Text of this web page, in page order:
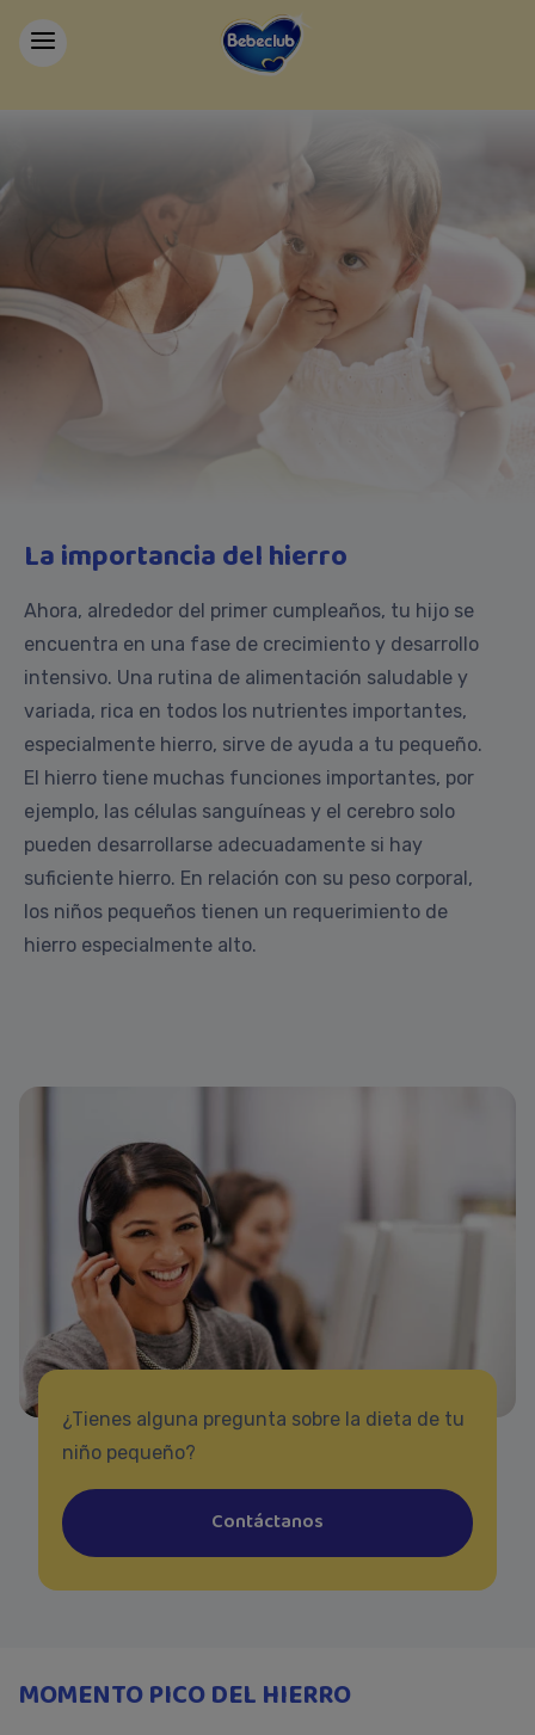
La importancia del hierro
Ahora, alrededor del primer cumpleaños, tu hijo se
encuentra en una fase de crecimiento y desarrollo
intensivo. Una rutina de alimentación saludable y
variada, rica en todos los nutrientes importantes,
especialmente hierro, sirve de ayuda a tu pequeño.
El hierro tiene muchas funciones importantes, por
ejemplo, las células sanguíneas y el cerebro solo
pueden desarrollarse adecuadamente si hay
suficiente hierro. En relación con su peso corporal,
los niños pequeños tienen un requerimiento de
hierro especialmente alto.
¿Tienes alguna pregunta sobre la dieta de tu
niño pequeño?
Contáctanos
MOMENTO PICO DEL HIERRO